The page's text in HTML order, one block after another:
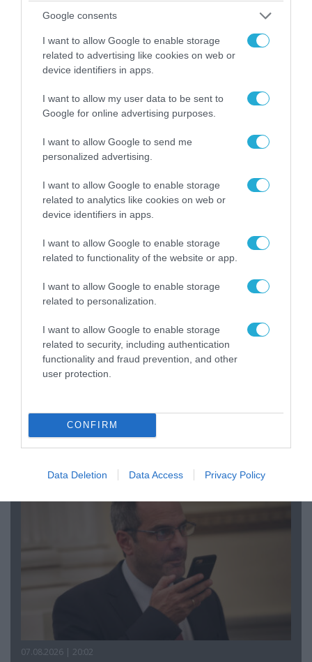
Google consents
I want to allow Google to enable storage
related to advertising like cookies on web or
device identifiers in apps.
I want to allow my user data to be sent to
Google for online advertising purposes.
I want to allow Google to send me
personalized advertising.
I want to allow Google to enable storage
related to analytics like cookies on web or
device identifiers in apps.
I want to allow Google to enable storage
related to functionality of the website or app.
I want to allow Google to enable storage
related to personalization.
I want to allow Google to enable storage
related to security, including authentication
functionality and fraud prevention, and other
user protection.
CONFIRM
Data Deletion Data Access Privacy Policy
Στο Βελιγράδι ο Β.Ζελένσκι: «Πρέπει να
αποσπάσουμε τους Σέρβους από το
07.08.2026 | 08:02
07.08.2026 | 20:02